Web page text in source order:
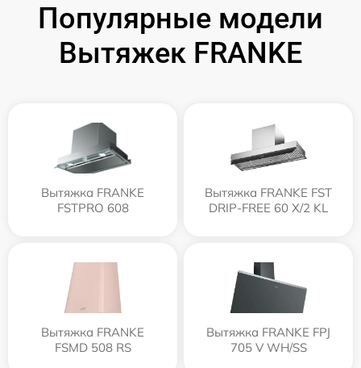
Популярные модели
Вытяжек FRANKE
Вытяжка FRANKE
FSTPRO 608
Вытяжка FRANKE FST
DRIP-FREE 60 X/2 KL
Вытяжка FRANKE
FSMD 508 RS
Вытяжка FRANKE FPJ
705 V WH/SS